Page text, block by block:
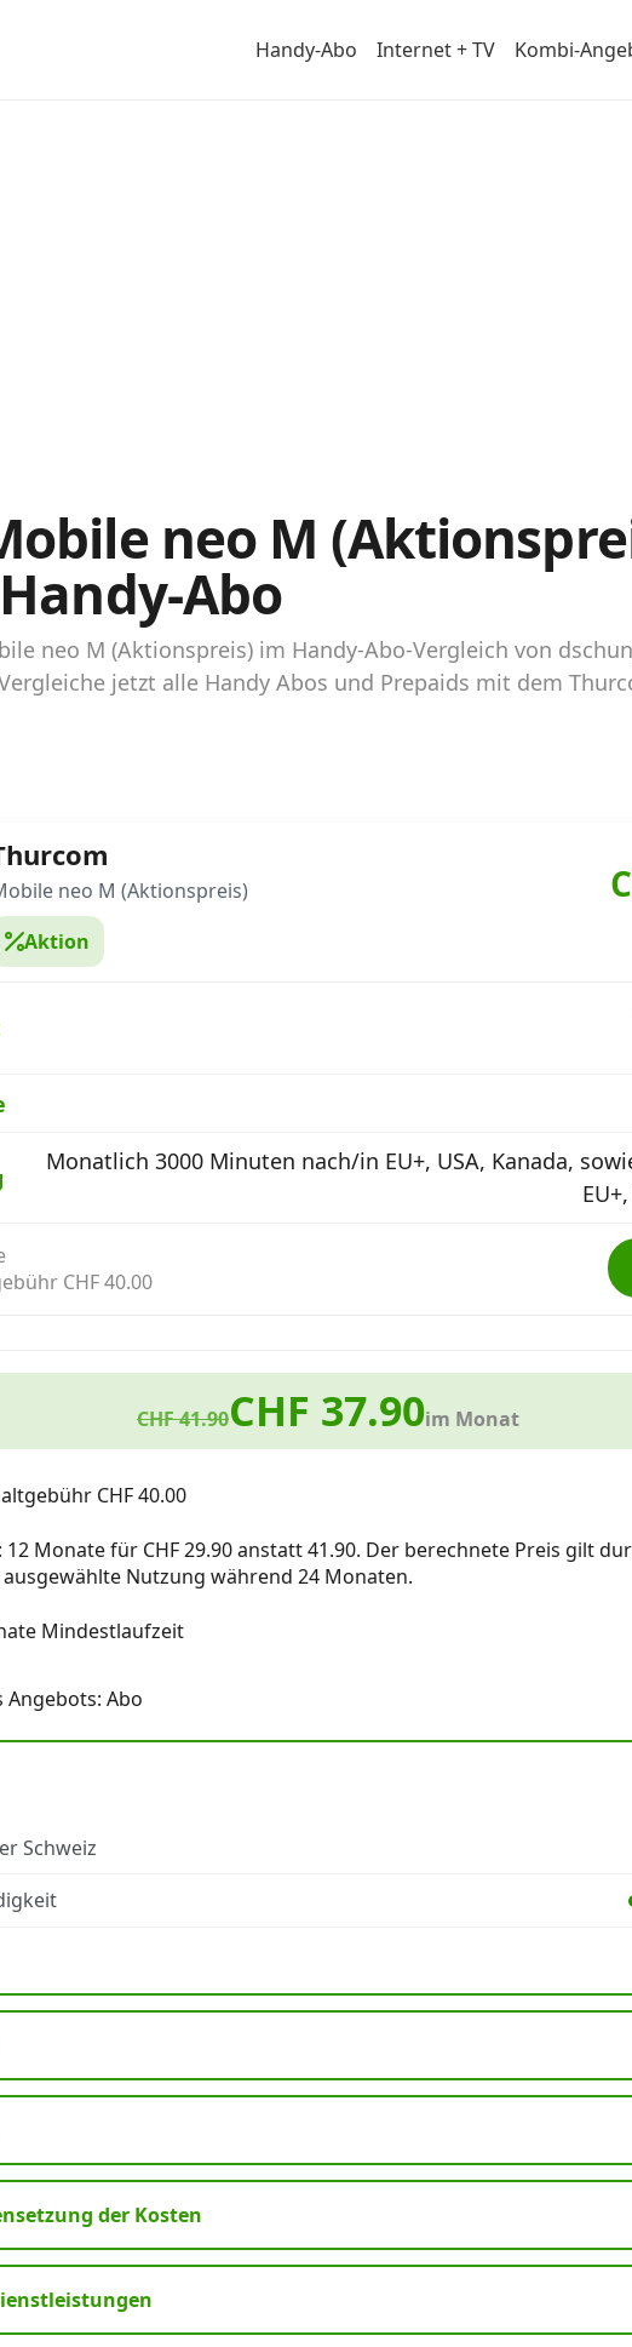
Handy-Abo Internet + TV Kombi-
neo M
Abo
neo M (Aktionspreis) im Handy-Abo-Vergleich von
jetzt alle Handy Abos und Prepaids mit dem
neo M (Aktionspreis)
Aktion
Monatlich 3000 Minuten nach/in EU+, USA, Kanada,
CHF 40.00
CHF 41.90CHF 37.90im Monat
CHF 40.00
12 Monate für CHF 29.90 anstatt 41.90. Der berechnete Preis gilt
Nutzung während 24 Monaten.
Mindestlaufzeit
Angebots: Abo
Schweiz
der Kosten